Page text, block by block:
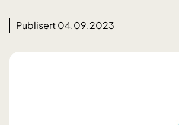
Publisert 04.09.2023